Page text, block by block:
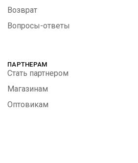
Возврат
Вопросы-ответы
ПАРТНЕРАМ
Стать партнером
Магазинам
Оптовикам